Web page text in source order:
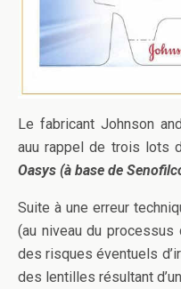
Le fabricant Johnson
auu rappel de trois lots
Oasys (à base de
Suite à une erreur
(au niveau du
des risques éventuels
des lentilles résultant